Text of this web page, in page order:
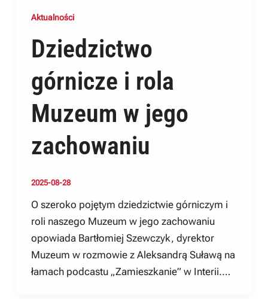
Aktualności
Dziedzictwo
górnicze i rola
Muzeum w jego
zachowaniu
2025-08-28
O szeroko pojętym dziedzictwie górniczym i
roli naszego Muzeum w jego zachowaniu
opowiada Bartłomiej Szewczyk, dyrektor
Muzeum w rozmowie z Aleksandrą Suławą na
łamach podcastu „Zamieszkanie” w Interii.…